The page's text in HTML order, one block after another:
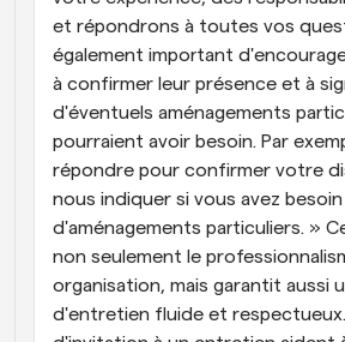
et répondrons à toutes vos
également important
à confirmer leur présence et à
d'éventuels aménagements
pourraient avoir besoin. Par
répondre pour confirmer votre
nous indiquer si vous avez besoin
d'aménagements particuliers. »
non seulement le
organisation, mais garantit aussi
d'entretien fluide et